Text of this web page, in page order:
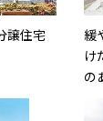
譲住宅
緩
け
の